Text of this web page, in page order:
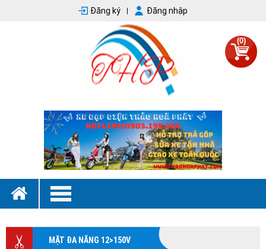
Đăng ký Đăng nhập
(0)
MẶT ĐA NĂNG 12>150V